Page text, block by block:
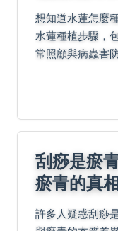
想知道水蓮怎麼
水蓮種植步驟，
常照顧與病蟲害
刮痧是瘀
瘀青的真
許多人疑惑刮痧